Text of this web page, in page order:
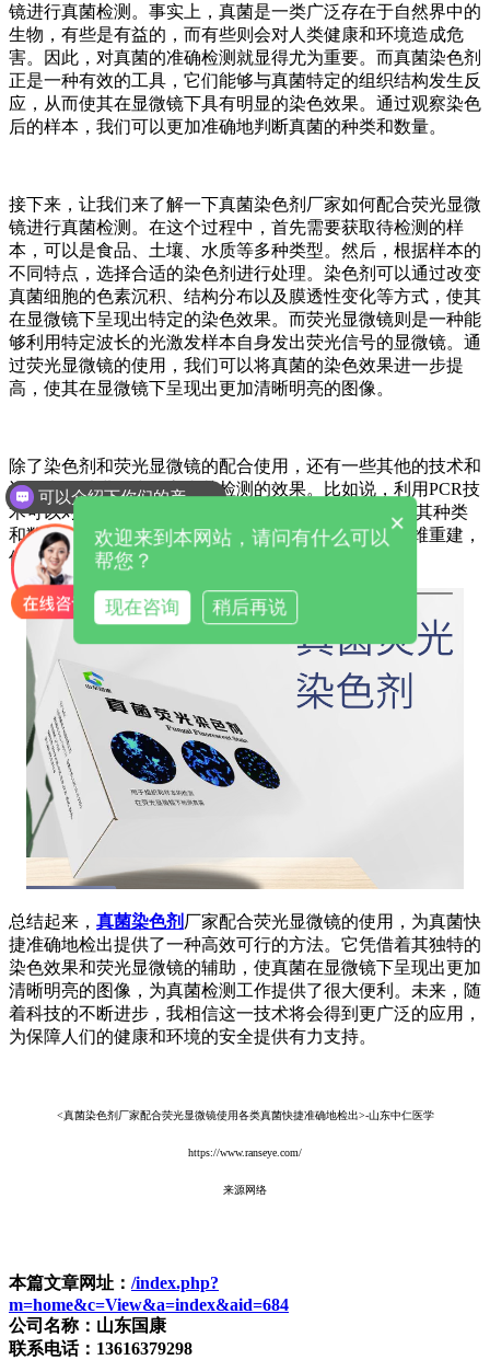
镜进行真菌检测。事实上，真菌是一类广泛存在于自然界中的
生物，有些是有益的，而有些则会对人类健康和环境造成危
害。因此，对真菌的准确检测就显得尤为重要。而真菌染色剂
正是一种有效的工具，它们能够与真菌特定的组织结构发生反
应，从而使其在显微镜下具有明显的染色效果。通过观察染色
后的样本，我们可以更加准确地判断真菌的种类和数量。
接下来，让我们来了解一下真菌染色剂厂家如何配合荧光显微
镜进行真菌检测。在这个过程中，首先需要获取待检测的样
本，可以是食品、土壤、水质等多种类型。然后，根据样本的
不同特点，选择合适的染色剂进行处理。染色剂可以通过改变
真菌细胞的色素沉积、结构分布以及膜透性变化等方式，使其
在显微镜下呈现出特定的染色效果。而荧光显微镜则是一种能
够利用特定波长的光激发样本自身发出荧光信号的显微镜。通
过荧光显微镜的使用，我们可以将真菌的染色效果进一步提
高，使其在显微镜下呈现出更加清晰明亮的图像。
除了染色剂和荧光显微镜的配合使用，还有一些其他的技术和
设备也可以进一步提高真菌检测的效果。比如说，利用PCR技
术可以对真菌的DNA进行检测，从而更加准确地确定其种类
和数量。此外，一些高级的显微镜设备还可以进行三维重建，
使得我们可以更加直观地观察到真菌的形态特征。
总结起来， 真菌染色剂 厂家配合荧光显微镜的使用，为真菌快
捷准确地检出提供了一种高效可行的方法。它凭借着其独特的
染色效果和荧光显微镜的辅助，使真菌在显微镜下呈现出更加
清晰明亮的图像，为真菌检测工作提供了很大便利。未来，随
着科技的不断进步，我相信这一技术将会得到更广泛的应用，
为保障人们的健康和环境的安全提供有力支持。
<真菌染色剂厂家配合荧光显微镜使用各类真菌快捷准确地检出>-山东中仁医学
https://www.ranseye.com/
来源网络
本篇文章网址： /index.php?
m=home&c=View&a=index&aid=684
公司名称：山东国康
联系电话：13616379298
可以介绍下你们的产品么
×
欢迎来到本网站，请问有什么可以
帮您？
现在咨询 稍后再说